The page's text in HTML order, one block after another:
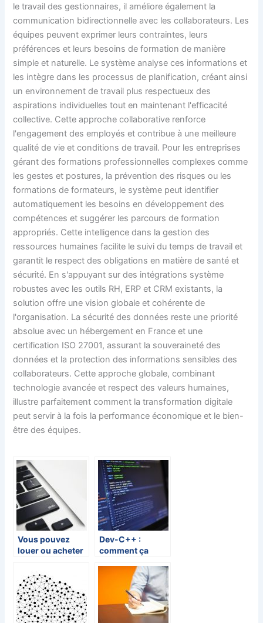
le travail des gestionnaires, il améliore également la
communication bidirectionnelle avec les collaborateurs. Les
équipes peuvent exprimer leurs contraintes, leurs
préférences et leurs besoins de formation de manière
simple et naturelle. Le système analyse ces informations et
les intègre dans les processus de planification, créant ainsi
un environnement de travail plus respectueux des
aspirations individuelles tout en maintenant l'efficacité
collective. Cette approche collaborative renforce
l'engagement des employés et contribue à une meilleure
qualité de vie et conditions de travail. Pour les entreprises
gérant des formations professionnelles complexes comme
les gestes et postures, la prévention des risques ou les
formations de formateurs, le système peut identifier
automatiquement les besoins en développement des
compétences et suggérer les parcours de formation
appropriés. Cette intelligence dans la gestion des
ressources humaines facilite le suivi du temps de travail et
garantit le respect des obligations en matière de santé et
sécurité. En s'appuyant sur des intégrations système
robustes avec les outils RH, ERP et CRM existants, la
solution offre une vision globale et cohérente de
l'organisation. La sécurité des donn​ées reste une priorité
absolue avec un hébergement en France et une
certification ISO 27001, assurant la souveraineté des
données et la protection des informations sensibles des
collaborateurs. Cette approche globale, combinant
technologie avancée et respect des valeurs humaines,
illustre parfaitement comment la transformation digitale
peut servir à la fois la performance économique et le bien-
être des équipes.
Vous pouvez
louer ou acheter
Dev-C++ :
comment ça
trouver ?